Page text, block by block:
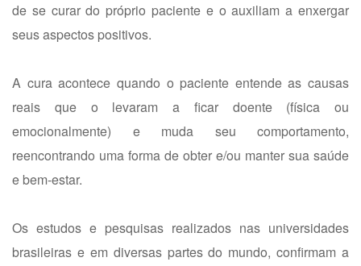
de se curar do próprio paciente e o auxiliam a enxergar
seus aspectos positivos.
A cura acontece quando o paciente entende as causas
reais que o levaram a ficar doente (física ou
emocionalmente) e muda seu comportamento,
reencontrando uma forma de obter e/ou manter sua saúde
e bem-estar.
Os estudos e pesquisas realizados nas universidades
brasileiras e em diversas partes do mundo, confirmam a